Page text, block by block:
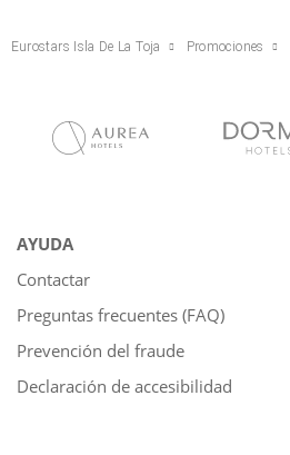
Eurostars Isla De La Toja Promociones
AYUDA
Contactar
Preguntas frecuentes (FAQ)
Prevención del fraude
Declaración de accesibilidad